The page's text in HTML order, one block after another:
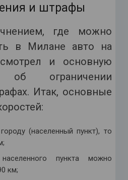
и штрафы
где можно
в Милане авто на
и основную
об ограничении
Итак, основные
(населенный пункт), то
пункта можно
км;